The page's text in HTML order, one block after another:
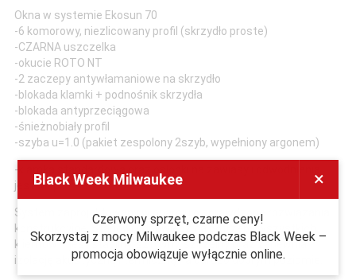
Okna w systemie Ekosun 70
-6 komorowy, niezlicowany profil (skrzydło proste)
-CZARNA uszczelka
-okucie ROTO NT
-2 zaczepy antywłamaniowe na skrzydło
-blokada klamki + podnośnik skrzydła
-blokada antyprzeciągowa
-śnieżnobiały profil
-szyba u=1.0 (pakiet zespolony 2szyb, wypełniony argonem)
-klamka standardowa oraz osłonki na zawiasy i odwodnienia
jest w kpl.
System zaprojektowany w oparciu o sprawdzone rozwiązania
konstrukcyjne. Stanowi odpowiedź na potrzeby wszystkich
klientów – jest stabilny, sztywny, szczelny oraz zapewnia
izolację akustyczną i termiczną na bardzo dobrym poziomie.
×
Black Week Milwaukee
Czerwony sprzęt, czarne ceny!
Skorzystaj z mocy Milwaukee podczas Black Week –
promocja obowiązuje wyłącznie online.